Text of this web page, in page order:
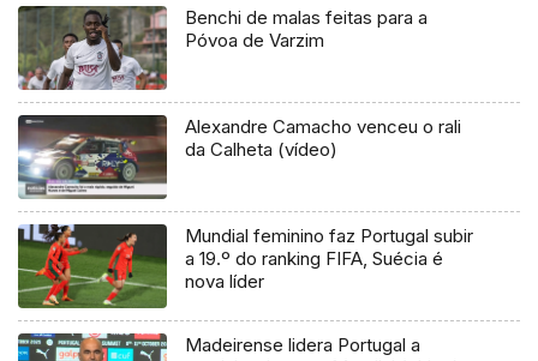
Benchi de malas feitas para a
Póvoa de Varzim
Alexandre Camacho venceu o rali
da Calheta (vídeo)
Mundial feminino faz Portugal subir
a 19.º do ranking FIFA, Suécia é
nova líder
Madeirense lidera Portugal a